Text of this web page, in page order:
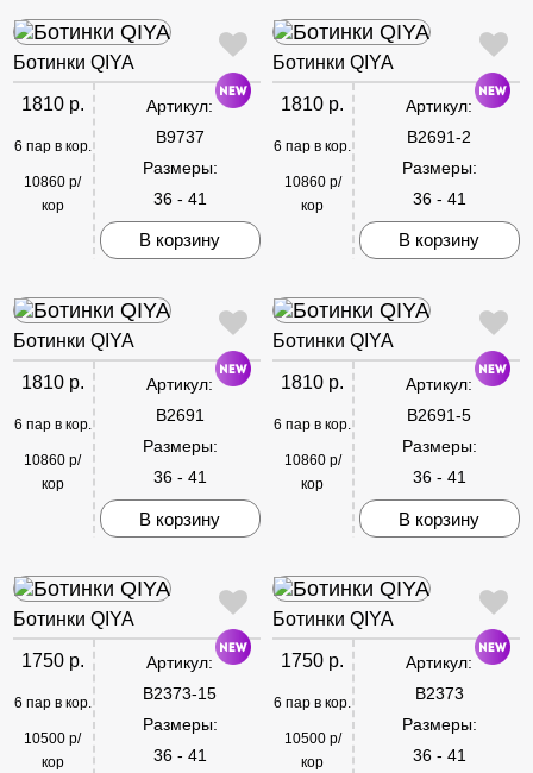
Ботинки QIYA
1810 р.
6 пар в кор.
10860 р/
кор
Артикул:
B9737
Размеры:
36 - 41
В корзину
Ботинки QIYA
1810 р.
6 пар в кор.
10860 р/
кор
Артикул:
B2691-2
Размеры:
36 - 41
В корзину
Ботинки QIYA
1810 р.
6 пар в кор.
10860 р/
кор
Артикул:
B2691
Размеры:
36 - 41
В корзину
Ботинки QIYA
1810 р.
6 пар в кор.
10860 р/
кор
Артикул:
B2691-5
Размеры:
36 - 41
В корзину
Ботинки QIYA
1750 р.
6 пар в кор.
10500 р/
кор
Артикул:
B2373-15
Размеры:
36 - 41
Ботинки QIYA
1750 р.
6 пар в кор.
10500 р/
кор
Артикул:
B2373
Размеры:
36 - 41